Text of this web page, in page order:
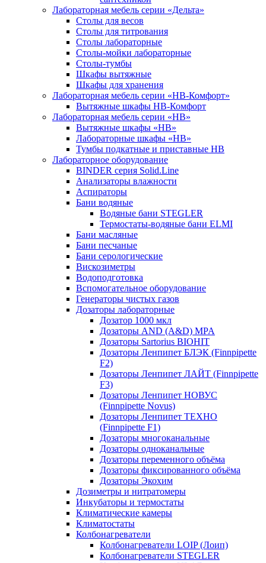
Лабораторная мебель серии «Дельта»
Столы для весов
Столы для титрования
Столы лабораторные
Столы-мойки лабораторные
Столы-тумбы
Шкафы вытяжные
Шкафы для хранения
Лабораторная мебель серии «НВ-Комфорт»
Вытяжные шкафы НВ-Комфорт
Лабораторная мебель серии «НВ»
Вытяжные шкафы «НВ»
Лабораторные шкафы «НВ»
Тумбы подкатные и приставные НВ
Лабораторное оборудование
BINDER серия Solid.Line
Анализаторы влажности
Аспираторы
Бани водяные
Водяные бани STEGLER
Термостаты-водяные бани ELMI
Бани масляные
Бани песчаные
Бани серологические
Вискозиметры
Водоподготовка
Вспомогательное оборудование
Генераторы чистых газов
Дозаторы лабораторные
Дозатор 1000 мкл
Дозаторы AND (A&D) MPA
Дозаторы Sartorius BIOHIT
Дозаторы Ленпипет БЛЭК (Finnpipette
F2)
Дозаторы Ленпипет ЛАЙТ (Finnpipette
F3)
Дозаторы Ленпипет НОВУС
(Finnpipette Novus)
Дозаторы Ленпипет ТЕХНО
(Finnpipette F1)
Дозаторы многоканальные
Дозаторы одноканальные
Дозаторы переменного объёма
Дозаторы фиксированного объёма
Дозаторы Экохим
Дозиметры и нитратомеры
Инкубаторы и термостаты
Климатические камеры
Климатостаты
Колбонагреватели
Колбонагреватели LOIP (Лоип)
Колбонагреватели STEGLER